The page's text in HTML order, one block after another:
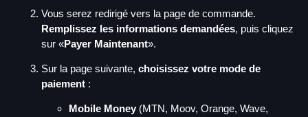
Vous serez redirigé vers la page de commande.
Remplissez les informations demandées, puis cliquez
sur «Payer Maintenant».
Sur la page suivante, choisissez votre mode de
paiement :
Mobile Money (MTN, Moov, Orange, Wave,